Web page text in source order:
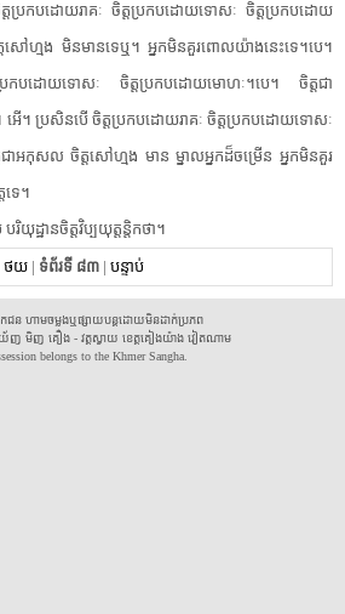
ត្ត​ប្រកបដោយ​រាគៈ ចិត្ត​ប្រកបដោយ​ទោសៈ ចិត្ត​ប្រកបដោយ​
ៅហ្មង មិន​មាន​ទេ​ឬ។ អ្នក​មិន​គួរ​ពោល​យ៉ាងនេះ​ទេ។បេ។
ប្រកបដោយ​ទោសៈ ចិត្ត​ប្រកបដោយ​មោហៈ។បេ។ ចិត្តជា​
ើ។ ប្រសិនបើ ចិត្ត​ប្រកបដោយ​រាគៈ ចិត្ត​ប្រកបដោយ​ទោសៈ
ា​អកុសល ចិត្តសៅហ្មង មាន ម្នាល​អ្នក​ដ៏​ចម្រើន អ្នក​មិន​គួរ​
ទេ។
រិយុ​ដ្ឋាន​ចិត្ត​វិ​ប្ប​យុត្ត​ន្តិ​កថា។
ថយ | ទំព័រទី ៨៣ | បន្ទាប់
កជន ហាមចម្លងឬផ្សាយបន្តដោយមិនដាក់ប្រភព
មិញ គឿង - វត្តស្វាយ ខេត្តគៀងយ៉ាង វៀតណាម
belongs to the Khmer Sangha.